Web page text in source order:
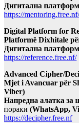
Дигитална
https://mentoring.free.nf/
Digital Platform for
Platformë Dixhitale
Дигитална
https://reference.free.nf/
Advanced Cipher/
Mjet i Avancuar për
Viber)
Напредна алатка
пораки (WhatsApp,
https://decipher.free.nf